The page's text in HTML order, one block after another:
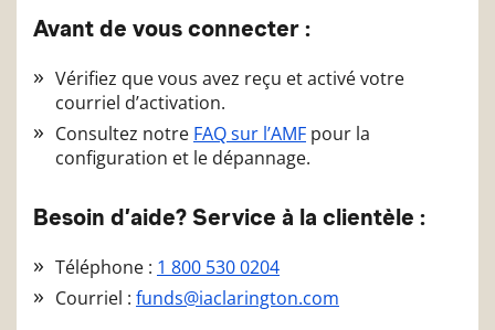
Avant de vous connecter :
Vérifiez que vous avez reçu et activé votre
courriel d’activation.
Consultez notre FAQ sur l’AMF pour la
configuration et le dépannage.
Besoin d’aide? Service à la clientèle :
Téléphone : 1 800 530 0204
Courriel : funds@iaclarington.com